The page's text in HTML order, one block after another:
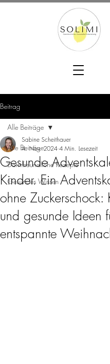
Beitrag
Alle Beiträge
Darmfreundliche Rezepte
Gesundes Wissen
Alle Beiträge
Gesunde
Kinder. Ein
ohne Zuckerschock:
und gesunde Ideen
entspannte
Sabine Scheithauer
4. Nov. 2024 4 Min. Lesezeit